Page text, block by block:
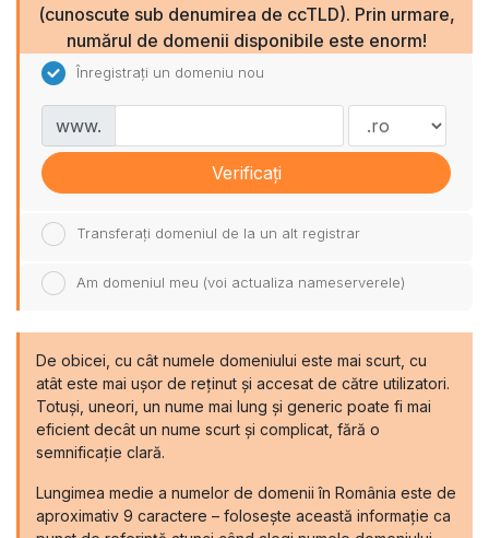
(cunoscute sub denumirea de ccTLD). Prin urmare,
numărul de domenii disponibile este enorm!
Înregistrați un domeniu nou
www.
Verificați
Transferați domeniul de la un alt registrar
Am domeniul meu (voi actualiza nameserverele)
De obicei, cu cât numele domeniului este mai scurt, cu
atât este mai ușor de reținut și accesat de către utilizatori.
Totuși, uneori, un nume mai lung și generic poate fi mai
eficient decât un nume scurt și complicat, fără o
semnificație clară.
Lungimea medie a numelor de domenii în România este de
aproximativ 9 caractere – folosește această informație ca